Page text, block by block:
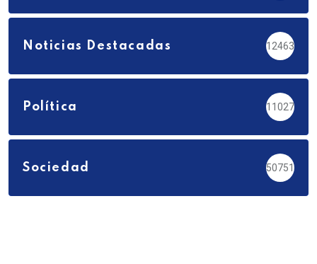
Noticias Destacadas 12463
Política 11027
Sociedad 50751